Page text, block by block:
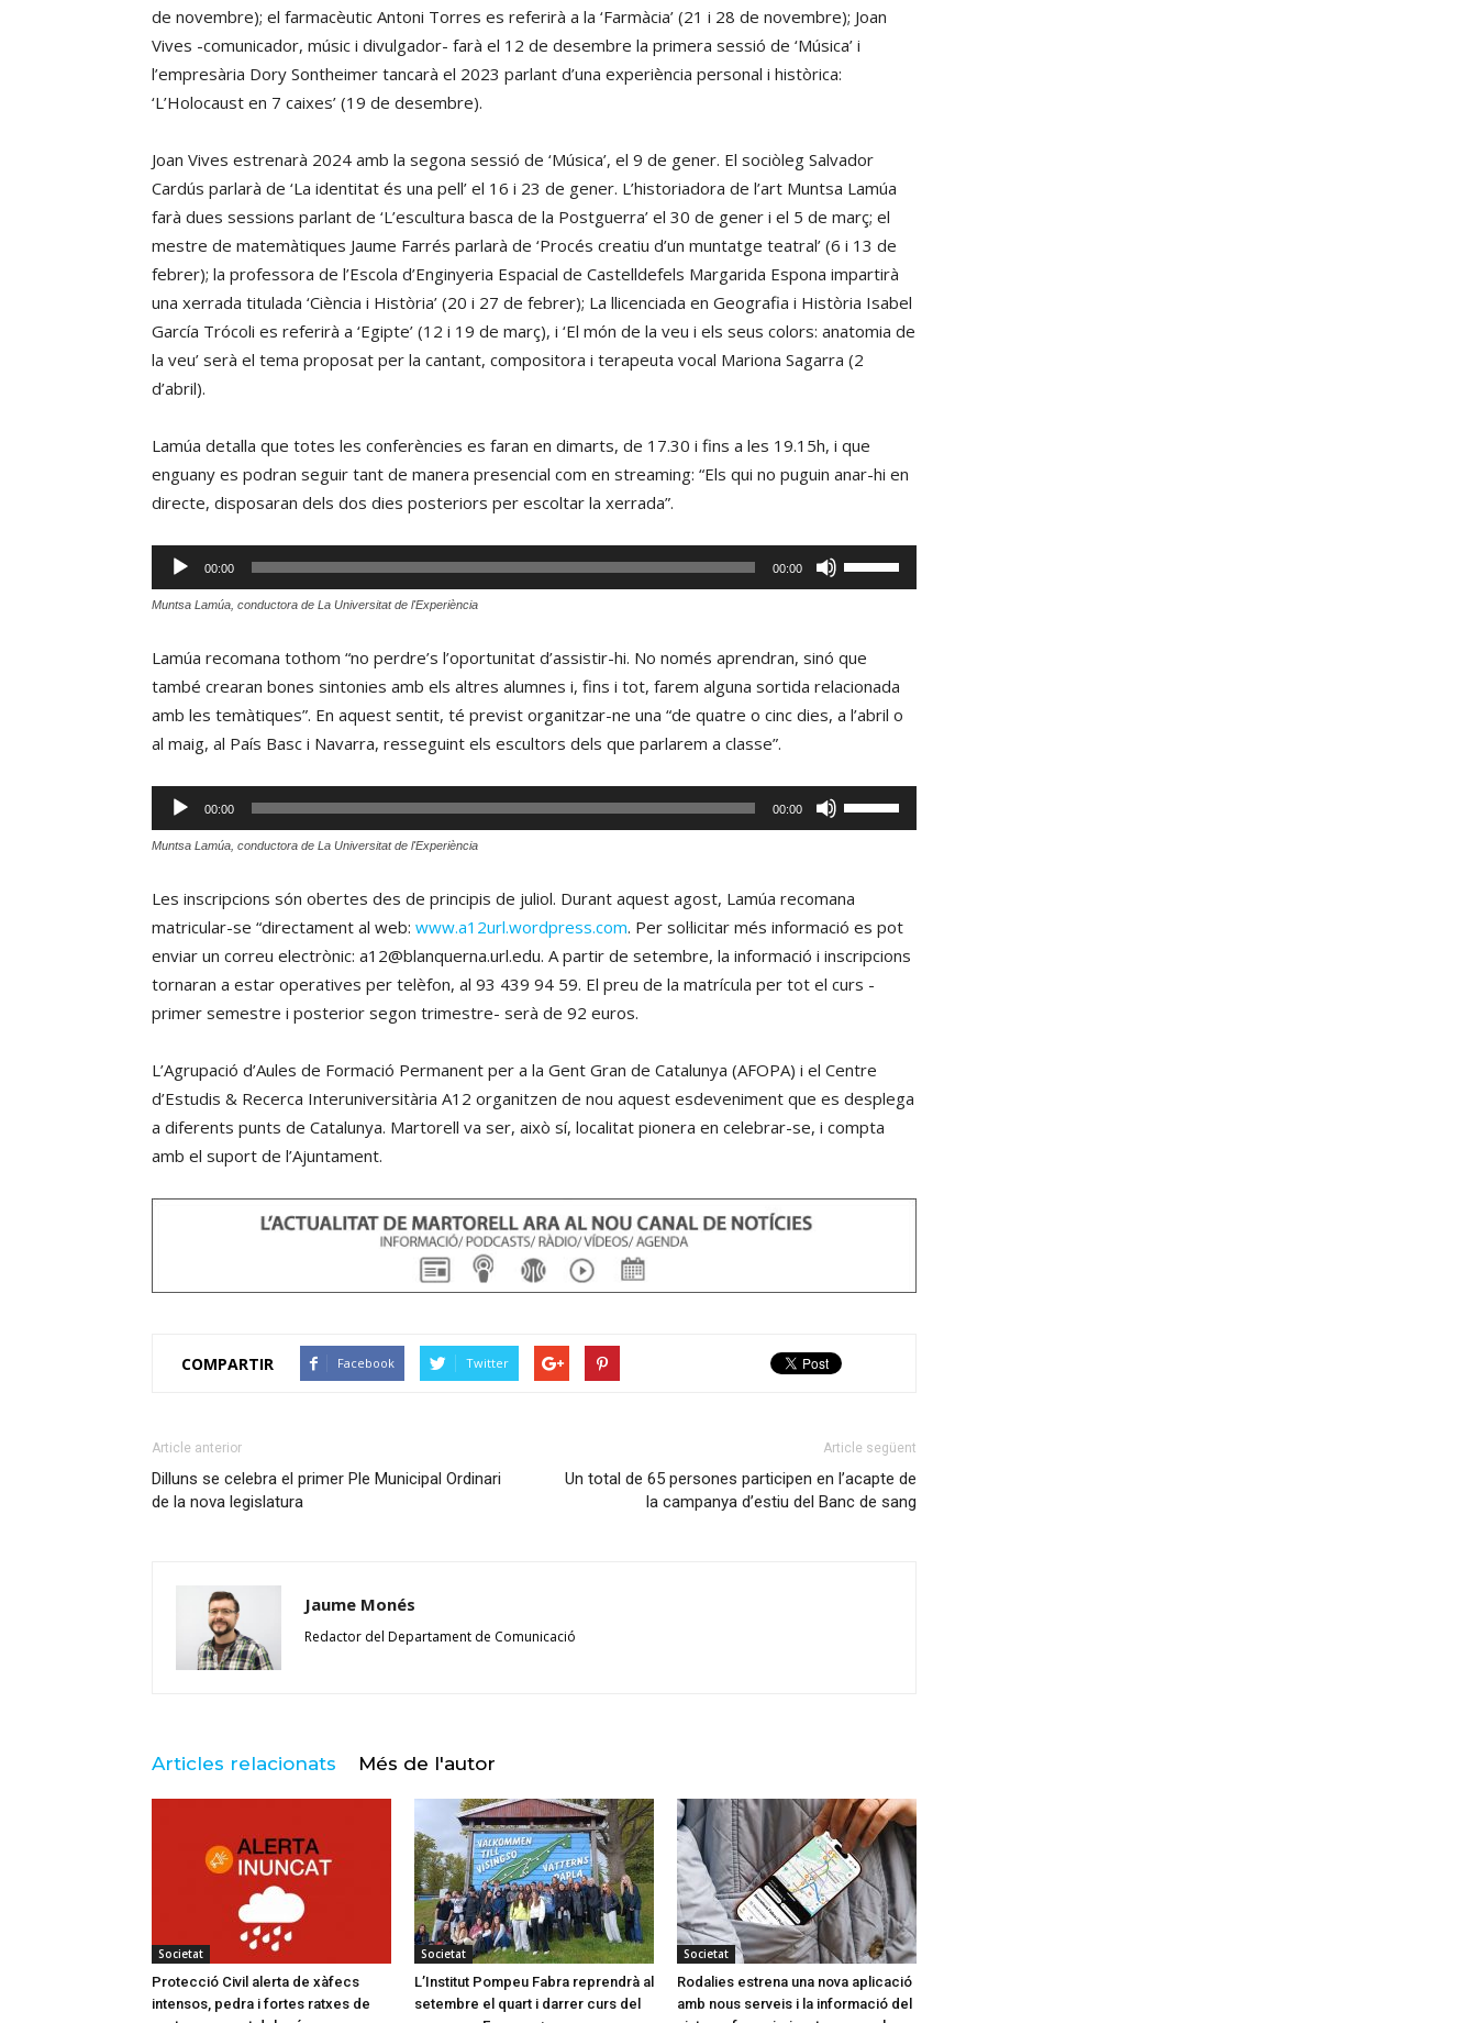
amunt/cap
volum.
de novembre); el farmacèutic Antoni Torres es referirà a la ‘Farmàcia’ (21 i 28 de novembre); Joan
Vives -comunicador, músic i divulgador- farà el 12 de desembre la primera sessió de ‘Música’ i
l’empresària Dory Sontheimer tancarà el 2023 parlant d’una experiència personal i històrica:
‘L’Holocaust en 7 caixes’ (19 de desembre).
Joan Vives estrenarà 2024 amb la segona sessió de ‘Música’, el 9 de gener. El sociòleg Salvador
Cardús parlarà de ‘La identitat és una pell’ el 16 i 23 de gener. L’historiadora de l’art Muntsa Lamúa
farà dues sessions parlant de ‘L’escultura basca de la Postguerra’ el 30 de gener i el 5 de març; el
mestre de matemàtiques Jaume Farrés parlarà de ‘Procés creatiu d’un muntatge teatral’ (6 i 13 de
febrer); la professora de l’Escola d’Enginyeria Espacial de Castelldefels Margarida Espona impartirà
una xerrada titulada ‘Ciència i Història’ (20 i 27 de febrer); La llicenciada en Geografia i Història Isabel
García Trócoli es referirà a ‘Egipte’ (12 i 19 de març), i ‘El món de la veu i els seus colors: anatomia de
la veu’ serà el tema proposat per la cantant, compositora i terapeuta vocal Mariona Sagarra (2
d’abril).
Lamúa detalla que totes les conferències es faran en dimarts, de 17.30 i fins a les 19.15h, i que
enguany es podran seguir tant de manera presencial com en streaming: “Els qui no puguin anar-hi en
directe, disposaran dels dos dies posteriors per escoltar la xerrada”.
Reproductor
d'àudio
00:00 00:00
servir
de
avall
per
disminuir
el
volum.
Muntsa Lamúa, conductora de La Universitat de l'Experiència
Lamúa recomana tothom “no perdre’s l’oportunitat d’assistir-hi. No només aprendran, sinó que
també crearan bones sintonies amb els altres alumnes i, fins i tot, farem alguna sortida relacionada
amb les temàtiques”. En aquest sentit, té previst organitzar-ne una “de quatre o cinc dies, a l’abril o
al maig, al País Basc i Navarra, resseguint els escultors dels que parlarem a classe”.
Reproductor
d'àudio
00:00 00:00
servir
fletxa
cap
disminuir
volum.
Muntsa Lamúa, conductora de La Universitat de l'Experiència
Les inscripcions són obertes des de principis de juliol. Durant aquest agost, Lamúa recomana
matricular-se “directament al web: www.a12url.wordpress.com. Per sol·licitar més informació es pot
enviar un correu electrònic: a12@blanquerna.url.edu. A partir de setembre, la informació i inscripcions
tornaran a estar operatives per telèfon, al 93 439 94 59. El preu de la matrícula per tot el curs -
primer semestre i posterior segon trimestre- serà de 92 euros.
L’Agrupació d’Aules de Formació Permanent per a la Gent Gran de Catalunya (AFOPA) i el Centre
d’Estudis & Recerca Interuniversitària A12 organitzen de nou aquest esdeveniment que es desplega
a diferents punts de Catalunya. Martorell va ser, això sí, localitat pionera en celebrar-se, i compta
amb el suport de l’Ajuntament.
COMPARTIR Facebook Twitter
Article anterior
Dilluns se celebra el primer Ple Municipal Ordinari
de la nova legislatura
Article següent
Un total de 65 persones participen en l’acapte de
la campanya d’estiu del Banc de sang
Jaume Monés
Redactor del Departament de Comunicació
Articles relacionats Més de l'autor
Societat
Protecció Civil alerta de xàfecs
intensos, pedra i fortes ratxes de
Societat
L’Institut Pompeu Fabra reprendrà al
setembre el quart i darrer curs del
Societat
Rodalies estrena una nova aplicació
amb nous serveis i la informació del